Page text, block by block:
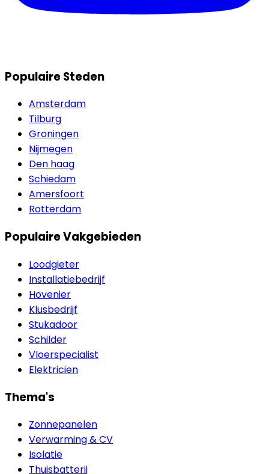
Populaire Steden
Amsterdam
Tilburg
Groningen
Nijmegen
Den haag
Schiedam
Amersfoort
Rotterdam
Populaire Vakgebieden
Loodgieter
Installatiebedrijf
Hovenier
Klusbedrijf
Stukadoor
Schilder
Vloerspecialist
Elektricien
Thema's
Zonnepanelen
Verwarming & CV
Isolatie
Thuisbatterij